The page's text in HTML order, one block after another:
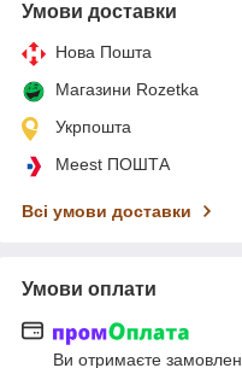
Умови доставки
Нова Пошта
Магазини Rozetka
Укрпошта
Meest ПОШТА
Всі умови доставки
Умови оплати
Ви отримаєте